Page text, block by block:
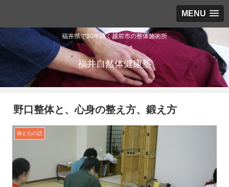
MENU
福井県で30年続く越前市の整体施術所
福井自然体健康塾
野口整体と、心身の整え方、鍛え方
体と心の話